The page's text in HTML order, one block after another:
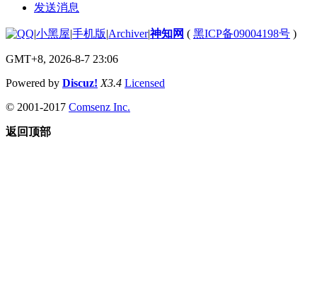
发送消息
|小黑屋|手机版|Archiver|神知网 ( 黑ICP备09004198号 )
GMT+8, 2026-8-7 23:06
Powered by Discuz! X3.4 Licensed
© 2001-2017 Comsenz Inc.
返回顶部